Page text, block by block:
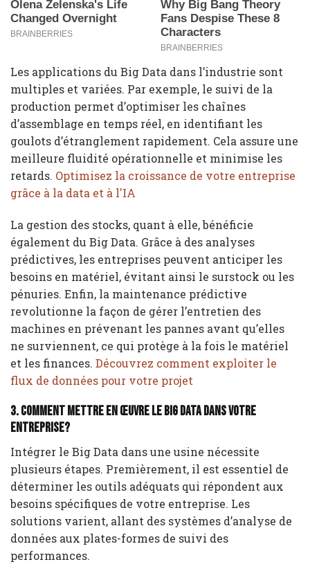
Les applications du Big Data dans l’industrie sont
multiples et variées. Par exemple, le suivi de la
production permet d’optimiser les chaînes
d’assemblage en temps réel, en identifiant les
goulots d’étranglement rapidement. Cela assure une
meilleure fluidité opérationnelle et minimise les
retards. Optimisez la croissance de votre entreprise
grâce à la data et à l'IA
La gestion des stocks, quant à elle, bénéficie
également du Big Data. Grâce à des analyses
prédictives, les entreprises peuvent anticiper les
besoins en matériel, évitant ainsi le surstock ou les
pénuries. Enfin, la maintenance prédictive
revolutionne la façon de gérer l’entretien des
machines en prévenant les pannes avant qu’elles
ne surviennent, ce qui protège à la fois le matériel
et les finances. Découvrez comment exploiter le
flux de données pour votre projet
3. Comment mettre en œuvre le Big Data dans votre
entreprise?
Intégrer le Big Data dans une usine nécessite
plusieurs étapes. Premièrement, il est essentiel de
déterminer les outils adéquats qui répondent aux
besoins spécifiques de votre entreprise. Les
solutions varient, allant des systèmes d’analyse de
données aux plates-formes de suivi des
performances.